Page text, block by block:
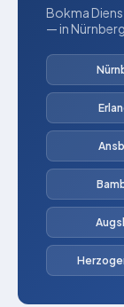
Bokma
— in